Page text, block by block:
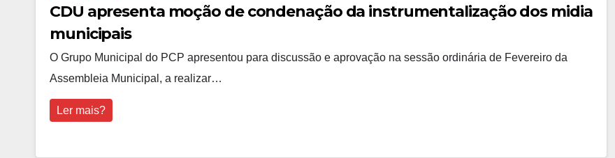
CDU apresenta moção de condenação da instrumentalização dos midia
municipais
O Grupo Municipal do PCP apresentou para discussão e aprovação na sessão ordinária de Fevereiro da
Assembleia Municipal, a realizar…
Ler mais?